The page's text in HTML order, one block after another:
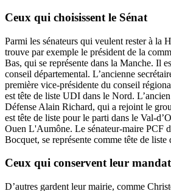
Ceux qui choisissent le Sénat
Parmi les sénateurs qui veulent rester à la
trouve par exemple le président de la
Bas, qui se représente dans la Manche. Il
conseil départemental. L’ancienne
première vice-présidente du conseil
est tête de liste UDI dans le Nord.
Défense Alain Richard, qui a rejoint le
est tête de liste pour le parti dans le Val-
Ouen L'Aumône. Le sénateur-maire PCF
Bocquet, se représente comme tête de liste
Ceux qui conservent leur
D’autres gardent leur mairie, comme